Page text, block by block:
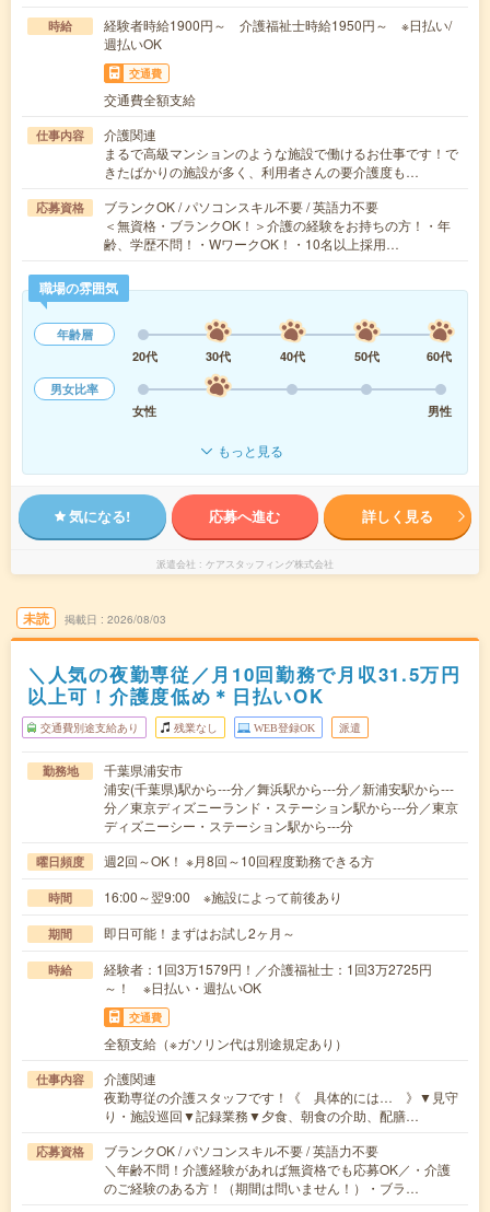
時給
経験者時給1900円～ 介護福祉士時給1950円～ ※日払い/
週払いOK
交通費
交通費全額支給
仕事内容
介護関連
まるで高級マンションのような施設で働けるお仕事です！で
きたばかりの施設が多く、利用者さんの要介護度も…
応募資格
ブランクOK / パソコンスキル不要 / 英語力不要
＜無資格・ブランクOK！＞介護の経験をお持ちの方！・年
齢、学歴不問！・WワークOK！・10名以上採用…
職場の雰囲気
年齢層
20代
30代 40代 50代
60代
男女比率
女性
男性
もっと見る
気になる! 応募へ進む 詳しく見る
派遣会社 ケアスタッフィング株式会社
未読 掲載日 2026/08/03
＼人気の夜勤専従／月10回勤務で月収31.5万円
以上可！介護度低め＊日払いOK
交通費別途支給あり 残業なし WEB登録OK 派遣
勤務地
千葉県浦安市
浦安(千葉県)駅から---分／舞浜駅から---分／新浦安駅から---
分／東京ディズニーランド・ステーション駅から---分／東京
ディズニーシー・ステーション駅から---分
曜日頻度 週2回～OK！ ※月8回～10回程度勤務できる方
時間 16:00～翌9:00 ※施設によって前後あり
期間 即日可能！まずはお試し2ヶ月～
時給
経験者：1回3万1579円！／介護福祉士：1回3万2725円
～！ ※日払い・週払いOK
交通費
全額支給（※ガソリン代は別途規定あり）
仕事内容
介護関連
夜勤専従の介護スタッフです！《 具体的には… 》▼見守
り・施設巡回▼記録業務▼夕食、朝食の介助、配膳…
応募資格
ブランクOK / パソコンスキル不要 / 英語力不要
＼年齢不問！介護経験があれば無資格でも応募OK／・介護
のご経験のある方！（期間は問いません！）・ブラ…